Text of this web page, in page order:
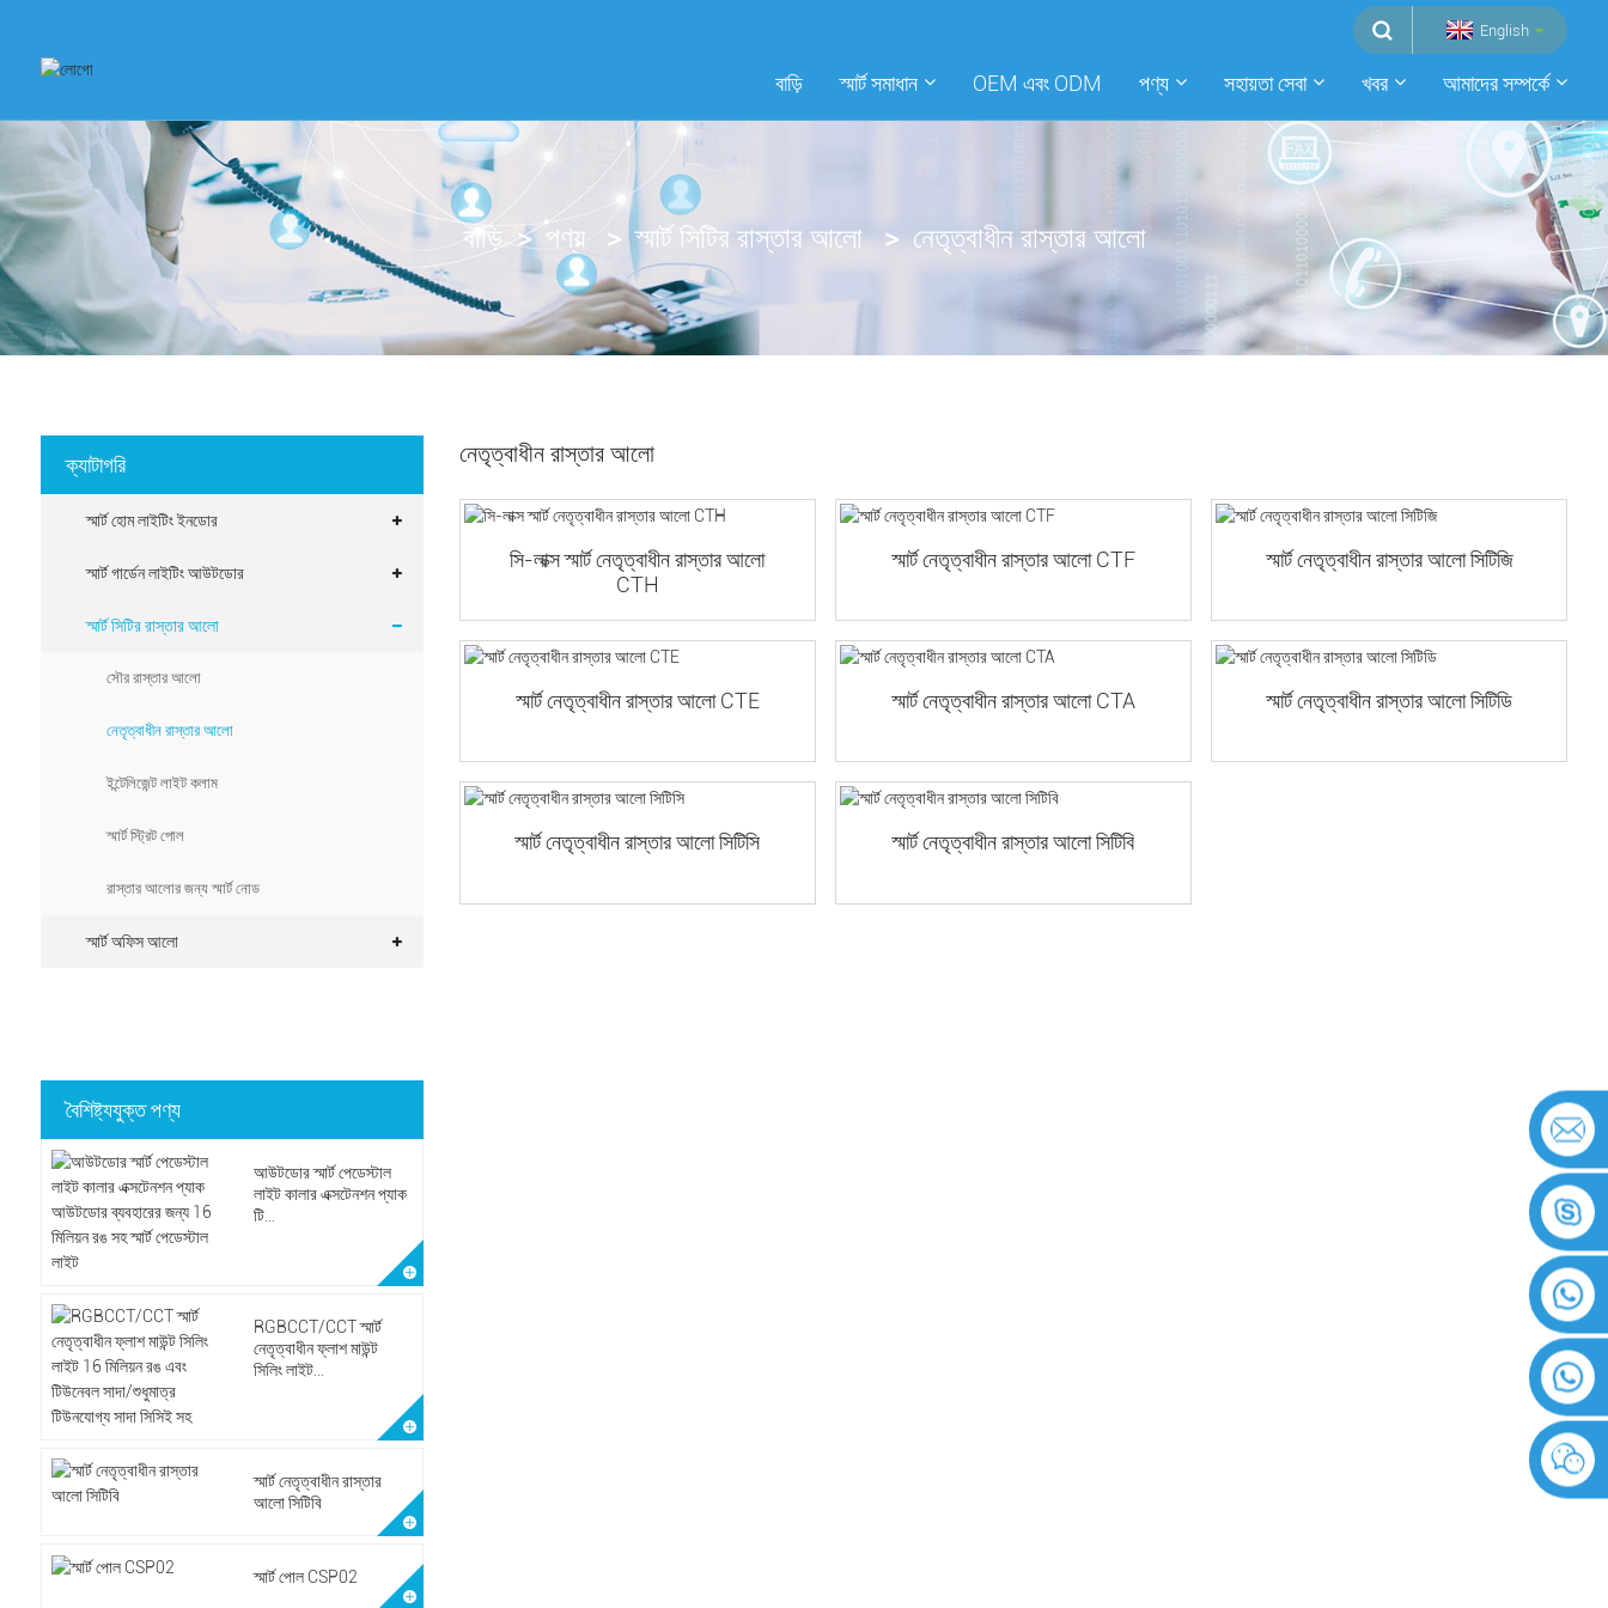
English
বাড়ি স্মার্ট সমাধান OEM এবং ODM পণ্য সহায়তা সেবা খবর আমাদের সম্পর্কে
বাড়ি পণ্য স্মার্ট সিটির রাস্তার আলো নেতৃত্বাধীন রাস্তার আলো
ক্যাটাগরি
স্মার্ট হোম লাইটিং ইনডোর
স্মার্ট গার্ডেন লাইটিং আউটডোর
স্মার্ট সিটির রাস্তার আলো
সৌর রাস্তার আলো
নেতৃত্বাধীন রাস্তার আলো
ইন্টেলিজেন্ট লাইট কলাম
স্মার্ট স্ট্রিট পোল
রাস্তার আলোর জন্য স্মার্ট নোড
স্মার্ট অফিস আলো
বৈশিষ্ট্যযুক্ত পণ্য
আউটডোর স্মার্ট পেডেস্টাল
লাইট কালার এক্সটেনশন প্যাক
টি...
RGBCCT/CCT স্মার্ট
নেতৃত্বাধীন ফ্লাশ মাউন্ট
সিলিং লাইট...
স্মার্ট নেতৃত্বাধীন রাস্তার
আলো সিটিবি
স্মার্ট পোল CSP02
নেতৃত্বাধীন রাস্তার আলো
সি-লাক্স স্মার্ট নেতৃত্বাধীন রাস্তার আলো
CTH
স্মার্ট নেতৃত্বাধীন রাস্তার আলো CTF স্মার্ট নেতৃত্বাধীন রাস্তার আলো সিটিজি
স্মার্ট নেতৃত্বাধীন রাস্তার আলো CTE স্মার্ট নেতৃত্বাধীন রাস্তার আলো CTA স্মার্ট নেতৃত্বাধীন রাস্তার আলো সিটিডি
স্মার্ট নেতৃত্বাধীন রাস্তার আলো সিটিসি স্মার্ট নেতৃত্বাধীন রাস্তার আলো সিটিবি